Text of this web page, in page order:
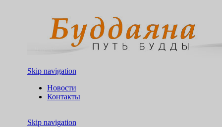
Skip navigation
Новости
Контакты
Skip navigation